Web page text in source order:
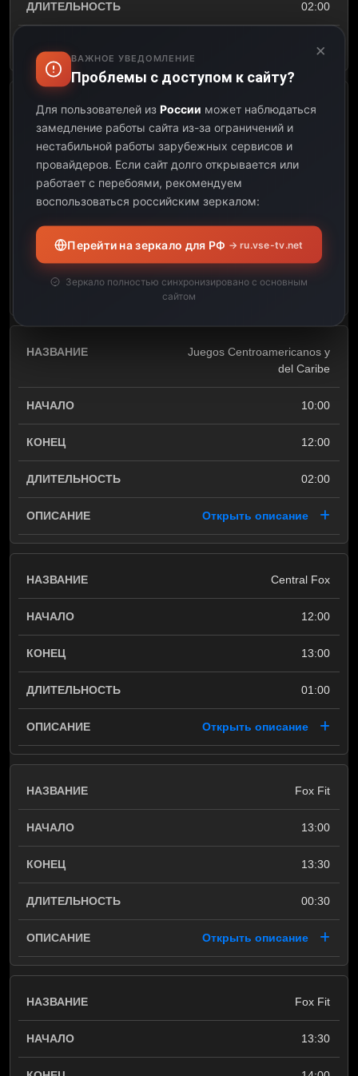
02:00
Fútbol Masculino, Bronce
(Juegos Centroamericanos y
02:00
Открыть описание
Juegos Centroamericanos y
del Caribe
10:00
12:00
02:00
Открыть описание
Central Fox
12:00
13:00
01:00
Открыть описание
Fox Fit
13:00
13:30
00:30
Открыть описание
Fox Fit
13:30
×
ВАЖНОЕ УВЕДОМЛЕНИЕ
Проблемы с доступом к сайту?
Для пользователей из России может наблюдаться
замедление работы сайта из-за ограничений и
нестабильной работы зарубежных сервисов и
провайдеров. Если сайт долго открывается или
работает с перебоями, рекомендуем
воспользоваться российским зеркалом:
Перейти на зеркало для РФ → ru.vse-tv.net
Зеркало полностью синхронизировано с основным
сайтом